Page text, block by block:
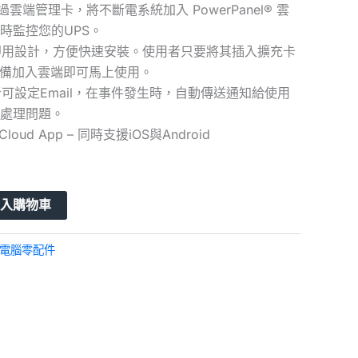
雲端管理卡，將不斷電系統加入 PowerPanel® 雲
監控您的UPS。
設計，方便快速安裝。使用者只要將其插入擴充卡
加入雲端即可馬上使用。
設定Email，在事件發生時，自動傳送通知給使用
理問題。
App – 同時支援iOS與Android
購物車
電腦零配件